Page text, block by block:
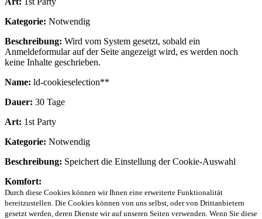
Kategorie: Notwendig
Beschreibung: Wird vom System gesetzt, sobald ein
Anmeldeformular auf der Seite angezeigt wird, es werden noch
keine Inhalte geschrieben.
Name: ld-cookieselection**
Dauer: 30 Tage
Art: 1st Party
Kategorie: Notwendig
Beschreibung: Speichert die Einstellung der Cookie-Auswahl
Komfort:
Durch diese Cookies können wir Ihnen eine erweiterte Funktionalität
bereitzustellen. Die Cookies können von uns selbst, oder von Drittanbietern
gesetzt werden, deren Dienste wir auf unseren Seiten verwenden. Wenn Sie diese